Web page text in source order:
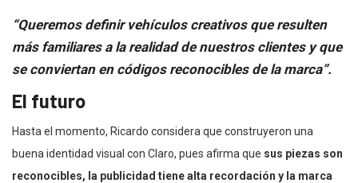
“Queremos definir vehículos creativos que resulten
más familiares a la realidad de nuestros clientes y que
se conviertan en códigos reconocibles de la marca”.
El futuro
Hasta el momento, Ricardo considera que construyeron una
buena identidad visual con Claro, pues afirma que sus piezas son
reconocibles, la publicidad tiene alta recordación y la marca